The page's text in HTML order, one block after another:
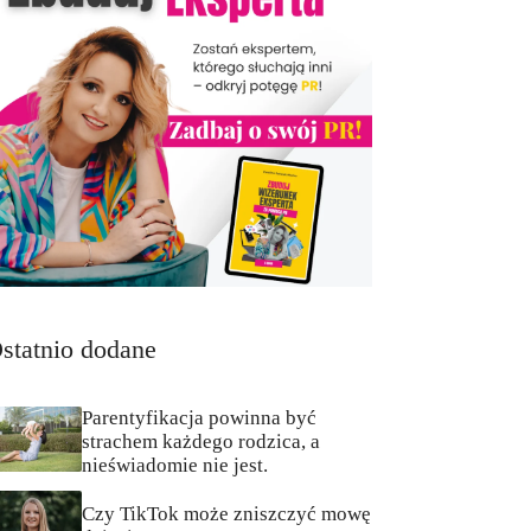
dodane
Parentyfikacja powinna być
strachem każdego rodzica, a
nieświadomie nie jest.
Czy TikTok może zniszczyć mowę